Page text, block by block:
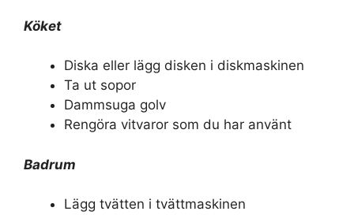
Köket
Diska eller lägg disken i diskmaskinen
Ta ut sopor
Dammsuga golv
Rengöra vitvaror som du har använt
Badrum
Lägg tvätten i tvättmaskinen